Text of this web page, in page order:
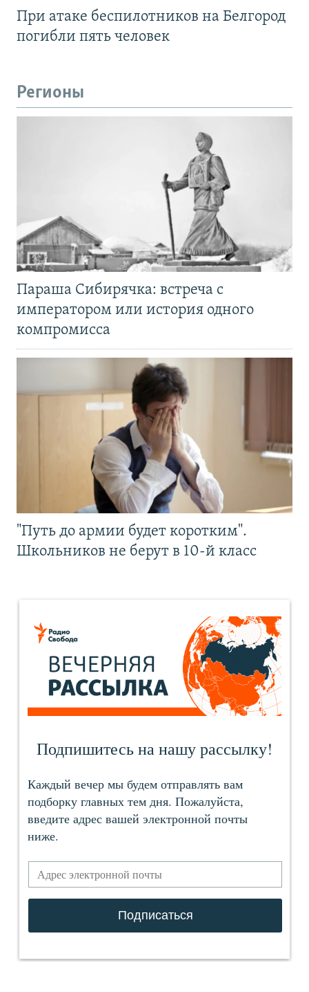
При атаке беспилотников на Белгород
погибли пять человек
Регионы
Параша Сибирячка: встреча с
императором или история одного
компромисса
"Путь до армии будет коротким".
Школьников не берут в 10-й класс